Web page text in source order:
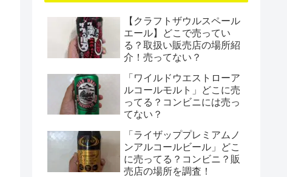
【クラフトザウルスペール
エール】どこで売ってい
る？取扱い販売店の場所紹
介！売ってない？
「ワイルドウエストローア
ルコールモルト」どこに売
ってる？コンビニには売っ
てない？
「ライザッププレミアムノ
ンアルコールビール」どこ
に売ってる？コンビニ？販
売店の場所を調査！